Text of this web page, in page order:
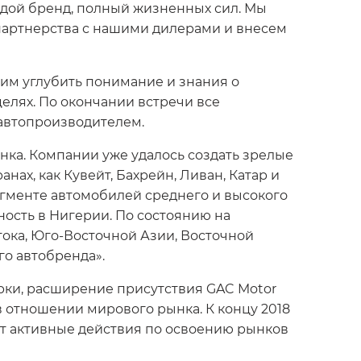
бренд, полный жизненных сил. Мы
с нашими дилерами и внесем
углубить понимание и знания о
По окончании встречи все
Компании уже удалось создать зрелые
как Кувейт, Бахрейн, Ливан, Катар и
автомобилей среднего и высокого
в Нигерии. По состоянию на
Юго-Восточной Азии, Восточной
автобренда».
расширение присутствия GAC Motor
мирового рынка. К концу 2018
активные действия по освоению рынков